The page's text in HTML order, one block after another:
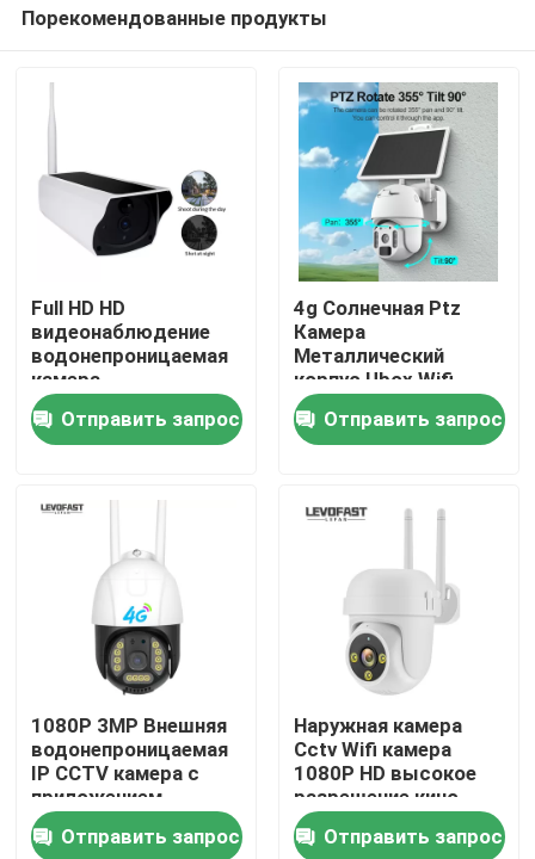
Продукты
Видеозаписи
Экскурсия по заводу
Контроль качества
Свяжитесь с нами
Новости
Порекомендованные продукты
Full HD HD
видеонаблюдение
водонепроницаемая
камера
безопасности с
бесплатным
облачным
Отправить запрос
4g Солнечная Ptz
Камера
Металлический
корпус Ubox Wifi
Солнечная камера
Внешнее цветное
ночное видение
Отправить запрос
1080P 3MP Внешняя
водонепроницаемая
IP CCTV камера с
приложением
V380pro
Отправить запрос
Наружная камера
Cctv Wifi камера
1080P HD высокое
разрешение кино
камера
видеонаблюдения
Отправить запрос